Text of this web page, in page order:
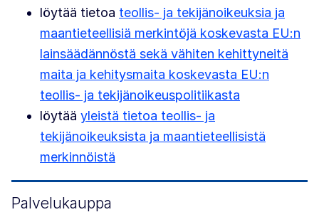
löytää tietoa teollis- ja tekijänoikeuksia ja
maantieteellisiä merkintöjä koskevasta EU:n
lainsäädännöstä sekä vähiten kehittyneitä
maita ja kehitysmaita koskevasta EU:n
teollis- ja tekijänoikeuspolitiikasta
löytää yleistä tietoa teollis- ja
tekijänoikeuksista ja maantieteellisistä
merkinnöistä
Palvelukauppa